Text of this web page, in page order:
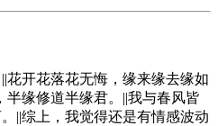
花开花落花无悔，缘来缘去缘如
半缘修道半缘君。||我与春风皆
||综上，我觉得还是有情感波动